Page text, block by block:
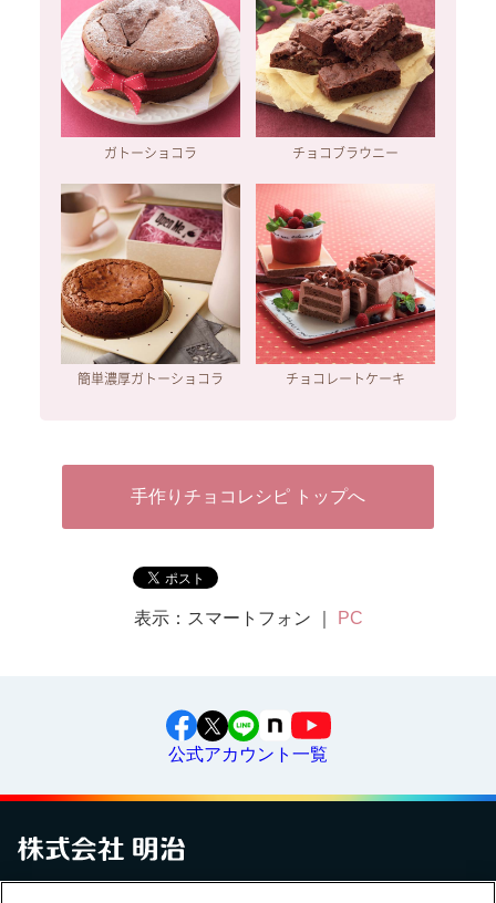
ガトーショコラ チョコブラウニー
簡単濃厚ガトーショコラ チョコレートケーキ
手作りチョコレシピ トップへ
表示：スマートフォン ｜ PC
公式アカウント一覧